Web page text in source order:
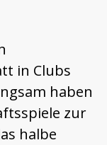
in Clubs
haben
zur
halbe